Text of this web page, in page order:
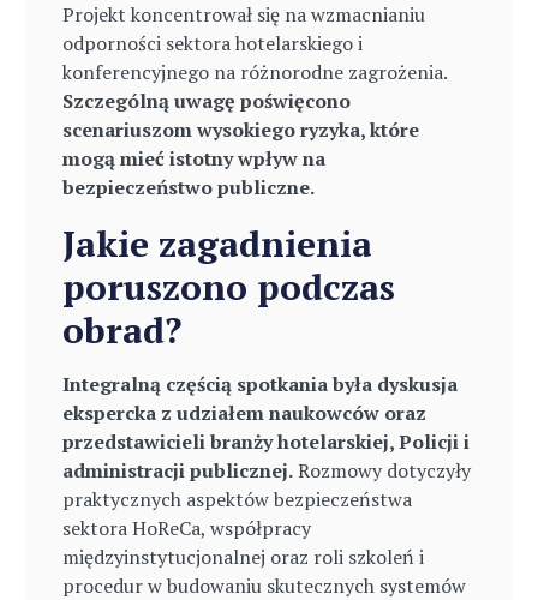
Projekt koncentrował się na wzmacnianiu
odporności sektora hotelarskiego i
konferencyjnego na różnorodne zagrożenia.
Szczególną uwagę poświęcono
scenariuszom wysokiego ryzyka, które
mogą mieć istotny wpływ na
bezpieczeństwo publiczne.
Jakie zagadnienia
poruszono podczas
obrad?
Integralną częścią spotkania była dyskusja
ekspercka z udziałem naukowców oraz
przedstawicieli branży hotelarskiej, Policji i
administracji publicznej.Rozmowy dotyczyły
praktycznych aspektów bezpieczeństwa
sektora HoReCa, współpracy
międzyinstytucjonalnej oraz roli szkoleń i
procedur w budowaniu skutecznych systemów